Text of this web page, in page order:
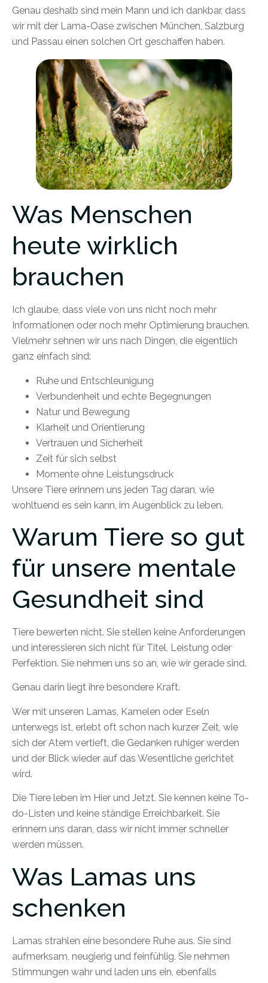
Genau deshalb sind mein Mann und ich dankbar, dass
wir mit der Lama-Oase zwischen München, Salzburg
und Passau einen solchen Ort geschaffen haben.
Was Menschen
heute wirklich
brauchen
Ich glaube, dass viele von uns nicht noch mehr
Informationen oder noch mehr Optimierung brauchen.
Vielmehr sehnen wir uns nach Dingen, die eigentlich
ganz einfach sind:
Ruhe und Entschleunigung
Verbundenheit und echte Begegnungen
Natur und Bewegung
Klarheit und Orientierung
Vertrauen und Sicherheit
Zeit für sich selbst
Momente ohne Leistungsdruck
Unsere Tiere erinnern uns jeden Tag daran, wie
wohltuend es sein kann, im Augenblick zu leben.
Warum Tiere so gut
für unsere mentale
Gesundheit sind
Tiere bewerten nicht. Sie stellen keine Anforderungen
und interessieren sich nicht für Titel, Leistung oder
Perfektion. Sie nehmen uns so an, wie wir gerade sind.
Genau darin liegt ihre besondere Kraft.
Wer mit unseren Lamas, Kamelen oder Eseln
unterwegs ist, erlebt oft schon nach kurzer Zeit, wie
sich der Atem vertieft, die Gedanken ruhiger werden
und der Blick wieder auf das Wesentliche gerichtet
wird.
Die Tiere leben im Hier und Jetzt. Sie kennen keine To-
do-Listen und keine ständige Erreichbarkeit. Sie
erinnern uns daran, dass wir nicht immer schneller
werden müssen.
Was Lamas uns
schenken
Lamas strahlen eine besondere Ruhe aus. Sie sind
aufmerksam, neugierig und feinfühlig. Sie nehmen
Stimmungen wahr und laden uns ein, ebenfalls